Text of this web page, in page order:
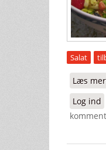
Salat
Læs
Log ind